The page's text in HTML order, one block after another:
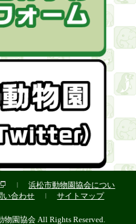
浜松市動物園協会につい
い合わせ サイトマップ
園協会 All Rights Reserved.